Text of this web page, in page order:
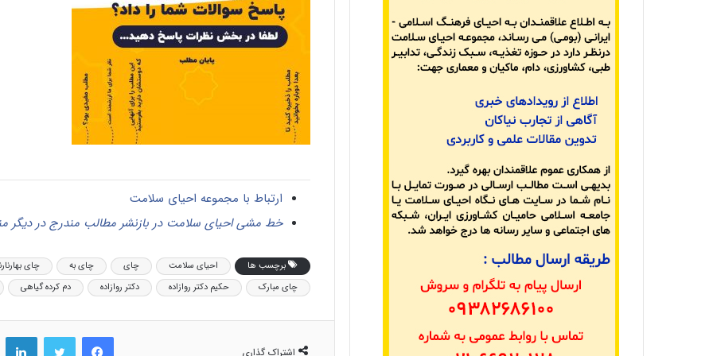
ارتباط با مجموعه احیای سلامت
خط مشی احیای سلامت در بازنشر مطالب مندرج در دیگر
برچسب ها احیای سلامت چای چای به چای
چای مبارک
حکیم دکتر روازاده دکتر روازاده دم کرده گیاهی
اشتراک گذاری
فیس بوک